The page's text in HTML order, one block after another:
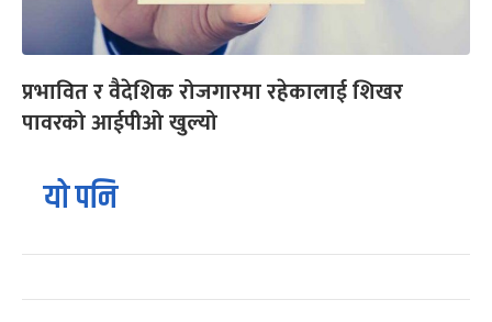
प्रभावित र वैदेशिक रोजगारमा रहेकालाई शिखर
पावरको आईपीओ खुल्यो
यो पनि